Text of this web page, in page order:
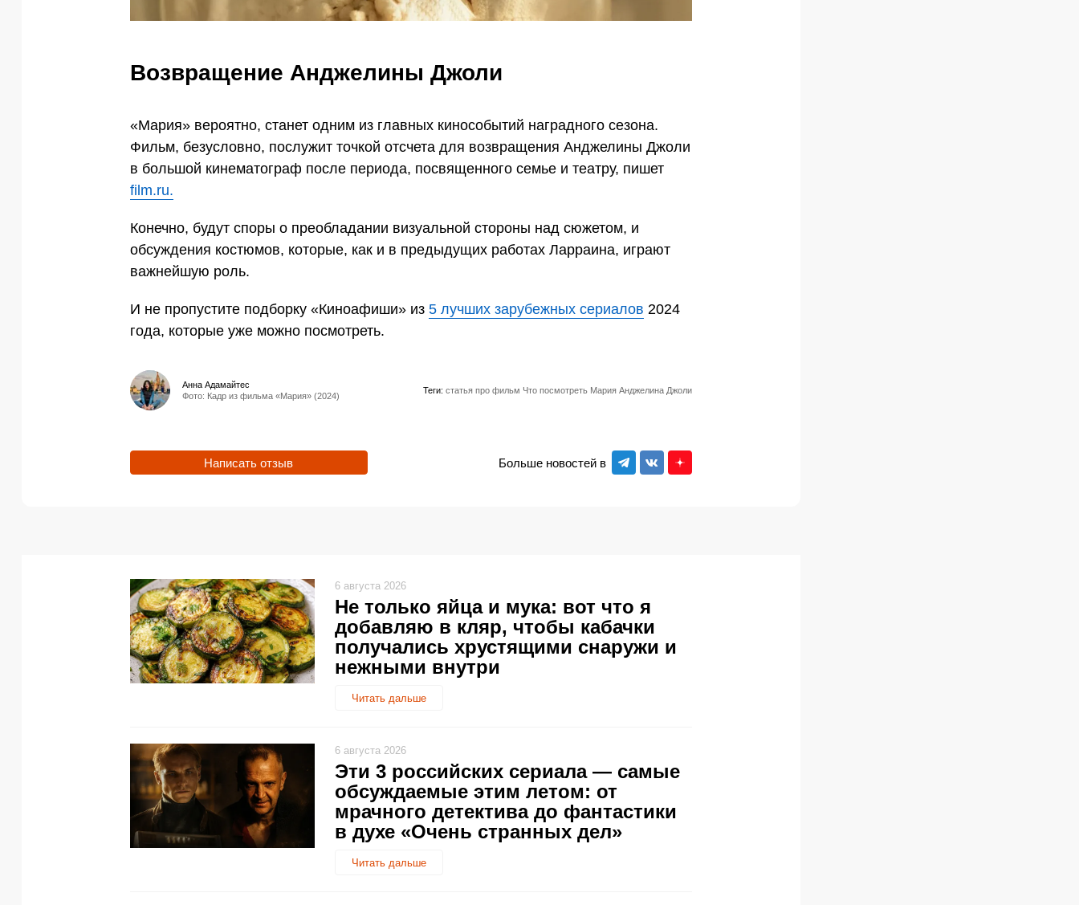
Возвращение Анджелины Джоли
«Мария» вероятно, станет одним из главных кинособытий наградного сезона.
Фильм, безусловно, послужит точкой отсчета для возвращения Анджелины Джоли
в большой кинематограф после периода, посвященного семье и театру, пишет
film.ru.
Конечно, будут споры о преобладании визуальной стороны над сюжетом, и
обсуждения костюмов, которые, как и в предыдущих работах Ларраина, играют
важнейшую роль.
И не пропустите подборку «Киноафиши» из 5 лучших зарубежных сериалов 2024
года, которые уже можно посмотреть.
Фото: Кадр из фильма «Мария» (2024)
Анна Адамайтес
Теги: статья про фильм Что посмотреть Мария Анджелина Джоли
Больше новостей в
Написать отзыв
Не только яйца и мука: вот что я
добавляю в кляр, чтобы кабачки
получались хрустящими снаружи и
нежными внутри
Читать дальше
6 августа 2026
Эти 3 российских сериала — самые
обсуждаемые этим летом: от
мрачного детектива до фантастики
в духе «Очень странных дел»
Читать дальше
6 августа 2026